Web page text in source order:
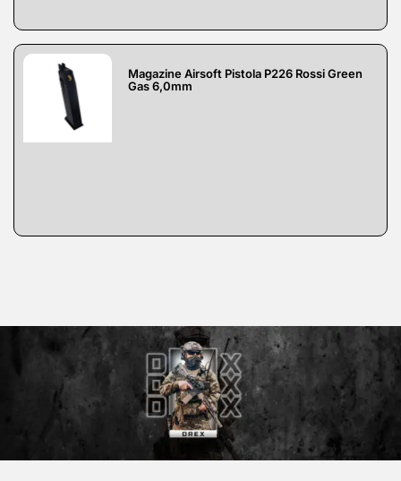
Magazine Airsoft Pistola P226 Rossi Green
Gas 6,0mm